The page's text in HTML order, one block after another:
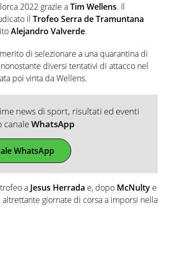
2022 grazie aTim Wellens. Il
il Trofeo Serra de Tramuntana
Alejandro Valverde.
di selezionare a una quarantina di
diversi tentativi di attacco nel
poi vinta da Wellens.
news di sport, risultati ed eventi
canaleWhatsApp
WhatsApp
a Jesus Herrada e, dopo McNulty e
giornate di corsa a imporsi nella